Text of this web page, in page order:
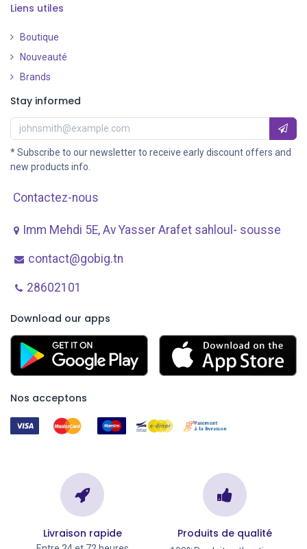
Liens utiles
Boutique
Nouveauté
Brands
Stay informed
* Subscribe to our newsletter to receive early discount offers and
new products info.
Contactez-nous
Imm Mehdi 5E, Av ​Yasser Arafet sahloul- sousse
contact@gobig.tn
28602101
Download our apps
Nos acceptons
Livraison rapide Produits de qualité